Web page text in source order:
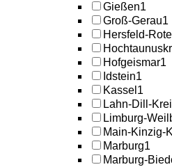
Gießen1
Groß-Gerau1
Hersfeld-
Hofgeismar1
Idstein1
Kassel 1
Lahn-Dill-
Limburg-
Main-Kinzig-
Marburg1
Marburg-